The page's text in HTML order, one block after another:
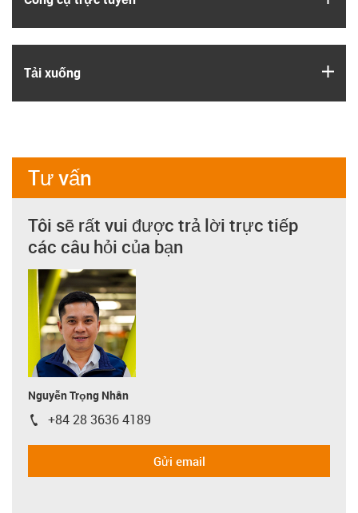
Tải xuống
Tư vấn
Tôi sẽ rất vui được trả lời trực tiếp
các câu hỏi của bạn
Nguyễn Trọng Nhân
igus-icon-phone
+84 28 3636 4189
Gửi email